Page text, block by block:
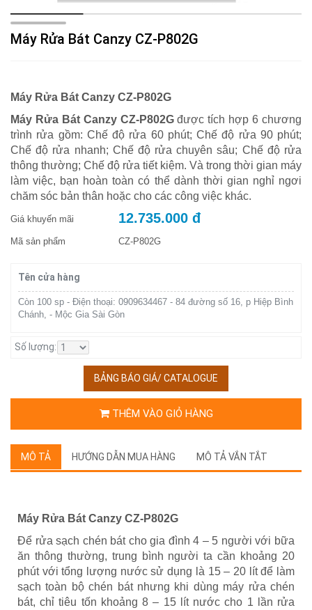
Máy Rửa Bát Canzy CZ-P802G
Máy Rửa Bát Canzy CZ-P802G
Máy Rửa Bát Canzy CZ-P802Gđược tích hợp 6 chương
trình rửa gồm: Chế độ rửa 60 phút; Chế độ rửa 90 phút;
Chế độ rửa nhanh; Chế độ rửa chuyên sâu; Chế độ rửa
thông thường; Chế độ rửa tiết kiệm. Và trong thời gian máy
làm việc, bạn hoàn toàn có thể dành thời gian nghỉ ngơi
chăm sóc bản thân hoặc cho các công việc khác.
Giá khuyến mãi 12.735.000 đ
Mã sản phẩm CZ-P802G
Tên cửa hàng
Còn 100 sp - Điện thoại: 0909634467 - 84 đường số 16, p Hiệp Bình
Chánh, - Mộc Gia Sài Gòn
Số lượng:
BẢNG BÁO GIÁ/ CATALOGUE
THÊM VÀO GIỎ HÀNG
MÔ TẢ HƯỚNG DẪN MUA HÀNG MÔ TẢ VẮN TẮT
Máy Rửa Bát Canzy CZ-P802G
Để rửa sạch chén bát cho gia đình 4 – 5 người với bữa
ăn thông thường, trung bình người ta cần khoảng 20
phút với tổng lượng nước sử dụng là 15 – 20 lít để làm
sạch toàn bộ chén bát nhưng khi dùng máy rửa chén
bát, chỉ tiêu tốn khoảng 8 – 15 lít nước cho 1 lần rửa